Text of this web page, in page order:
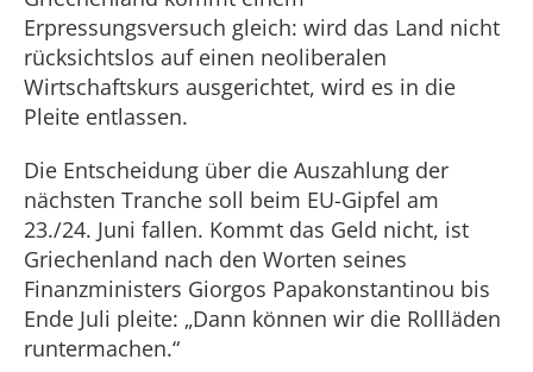
Erpressungsversuch gleich: wird das Land nicht
rücksichtslos auf einen neoliberalen
Wirtschaftskurs ausgerichtet, wird es in die
Pleite entlassen.
Die Entscheidung über die Auszahlung der
nächsten Tranche soll beim EU-Gipfel am
23./24. Juni fallen. Kommt das Geld nicht, ist
Griechenland nach den Worten seines
Finanzministers Giorgos Papakonstantinou bis
Ende Juli pleite: „Dann können wir die Rollläden
runtermachen.“